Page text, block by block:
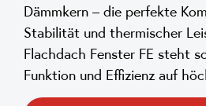
Dämmkern – die perfekte
Stabilität und thermischer
Flachdach Fenster FE steht
Funktion und Effizienz auf